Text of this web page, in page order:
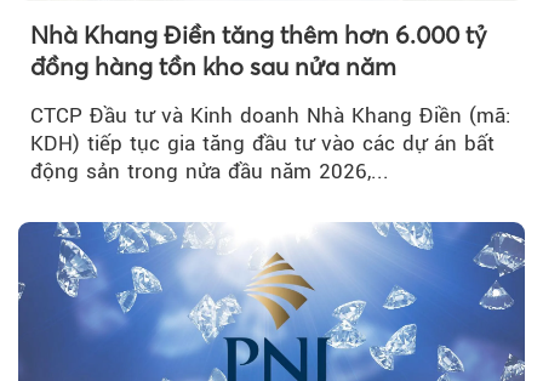
Nhà Khang Điền tăng thêm hơn 6.000 tỷ
đồng hàng tồn kho sau nửa năm
CTCP Đầu tư và Kinh doanh Nhà Khang Điền (mã:
KDH) tiếp tục gia tăng đầu tư vào các dự án bất
động sản trong nửa đầu năm 2026,...